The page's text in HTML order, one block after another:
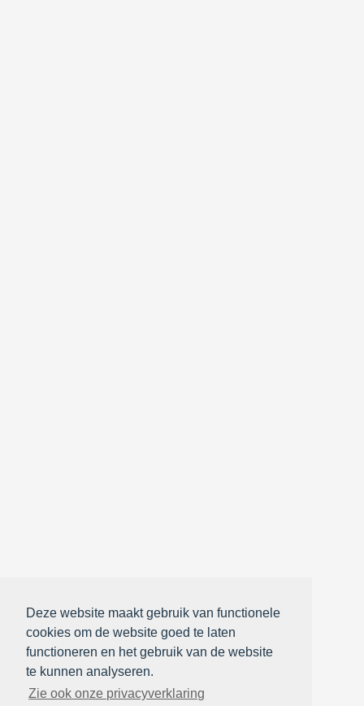
Deze website maakt gebruik van functionele
cookies om de website goed te laten
functioneren en het gebruik van de website
te kunnen analyseren.
Zie ook onze privacyverklaring